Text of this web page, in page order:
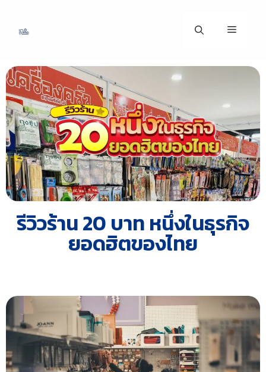
รีวิวร้าน 20 บาท หนึ่งในธุรกิจ
ยอดฮิตของไทย